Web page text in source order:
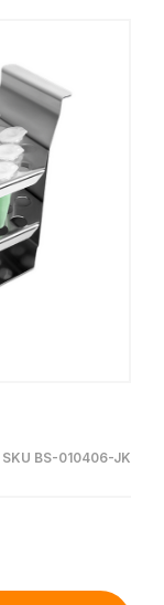
SKU BS-010406-JK